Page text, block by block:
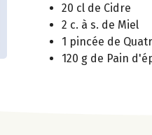
20 cl de Cidre
2 c. à s. de Miel
1 pincée de
120 g de Pain